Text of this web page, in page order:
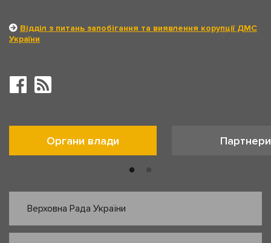
Відділ з питань запобігання та виявлення корупції ДМС
України
Органи влади Партнери
Верховна Рада України